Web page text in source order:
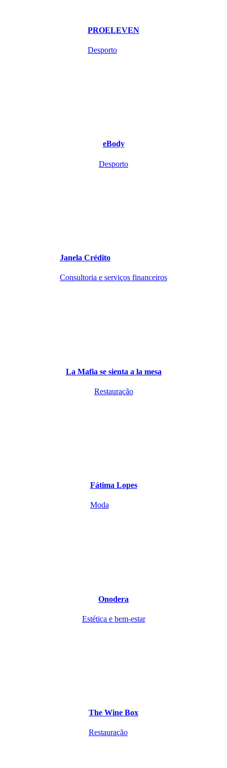
PROELEVEN
Desporto
eBody
Desporto
Janela Crédito
Consultoria e serviços financeiros
La Mafia se sienta a la mesa
Restauração
Fátima Lopes
Moda
Onodera
Estética e bem-estar
The Wine Box
Restauração